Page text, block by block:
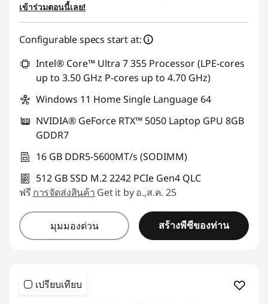
การประหยัด eCoupon :
ใช้ eCoupon :88SALETH
เข้าร่วมตอนนี้เลย!
Configurable specs start at:
Intel® Core™ Ultra 7 355 Processor (LPE-cores
up to 3.50 GHz P-cores up to 4.70 GHz)
Windows 11 Home Single Language 64
NVIDIA® GeForce RTX™ 5050 Laptop GPU 8GB
GDDR7
16 GB DDR5-5600MT/s (SODIMM)
512 GB SSD M.2 2242 PCIe Gen4 QLC
ฟรี การจัดส่งสินค้า Get it by อ.,ส.ค. 25
มุมมองด่วน สร้างพีซีของท่าน
เปรียบเทียบ